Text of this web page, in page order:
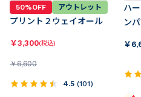
50%OFF アウトレット
プリント２ウェイオール
￥3,300(税込)
￥6,600
4.5 (101)
ハ
ン
￥